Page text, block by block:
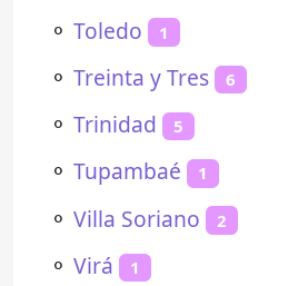
⚬ Toledo 1
⚬ Treinta y Tres 6
⚬ Trinidad 5
⚬ Tupambaé 1
⚬ Villa Soriano 2
⚬ Virá 1